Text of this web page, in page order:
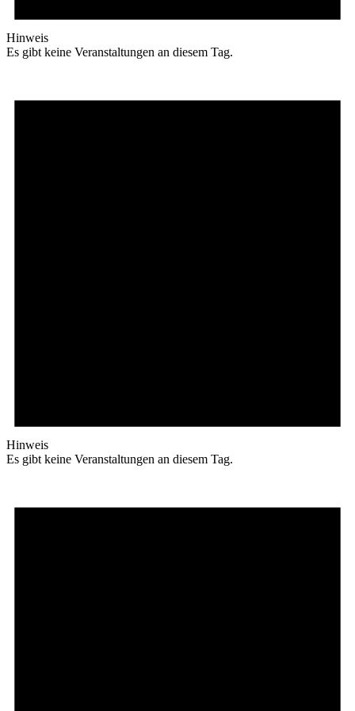
Hinweis
Es gibt keine Veranstaltungen an diesem Tag.
Hinweis
Es gibt keine Veranstaltungen an diesem Tag.